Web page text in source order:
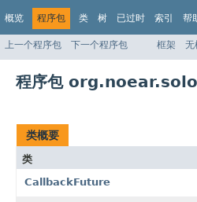
概览 程序包 类 树 已过时 索引 帮
上一个程序包 下一个程序包 框架 无
程序包
类概要
类
CallbackFuture